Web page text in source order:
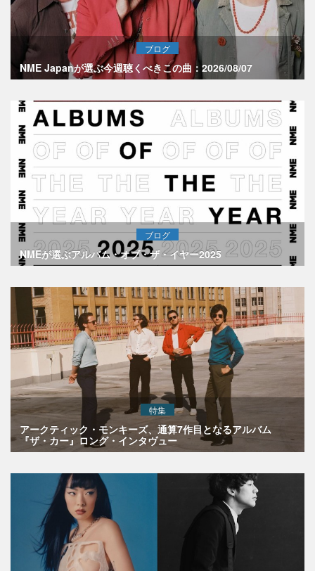
ブログ
NME Japanが選ぶ今週聴くべきこの曲：2026/08/07
ブログ
NMEが選ぶアルバム・オブ・ザ・イヤー2025
特集
アークティック・モンキーズ、通算7作目となるアルバム
『ザ・カー』ロング・インタヴュー